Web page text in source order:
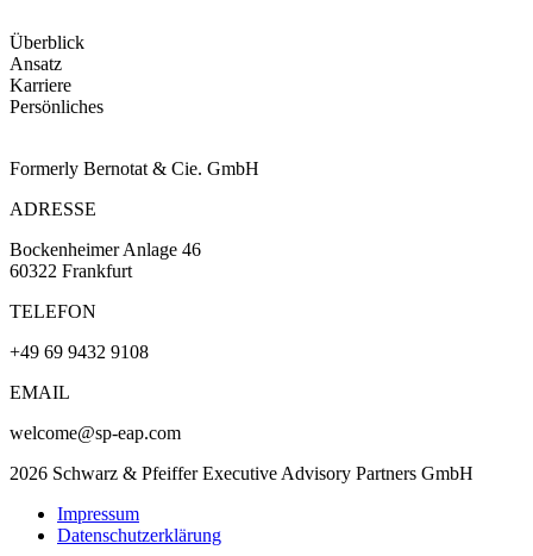
Überblick
Ansatz
Karriere
Persönliches
Formerly Bernotat & Cie. GmbH
ADRESSE
Bockenheimer Anlage 46
60322 Frankfurt
TELEFON
+49 69 9432 9108
EMAIL
welcome@sp-eap.com
2026 Schwarz & Pfeiffer Executive Advisory Partners GmbH
Impressum
Datenschutzerklärung